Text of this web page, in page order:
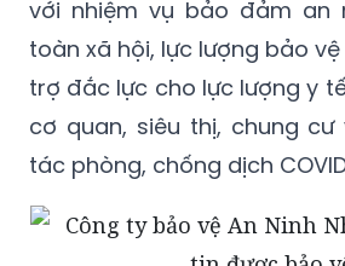
cầu, kể cả trong điều kiện
đó thể hiện rõ hơn ở thời
với nhiệm vụ bảo đảm an
toàn xã hội, lực lượng bảo
trợ đắc lực cho lực lượng y
cơ quan, siêu thị, chung cư
tác phòng, chống dịch COVID-